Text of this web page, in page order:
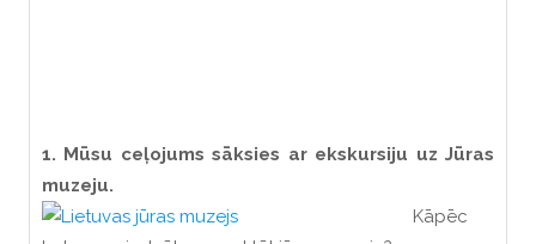
1. Mūsu ceļojums sāksies ar ekskursiju uz Jūras
muzeju.
Kāpēc